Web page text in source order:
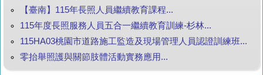
【臺南】115年長照人員繼續教育課程...
115年度長照服務人員五合一繼續教育訓練-杉林...
115HA03桃園市道路施工監造及現場管理人員認證訓練班...
零抬舉照護與關節肢體活動實務應用...